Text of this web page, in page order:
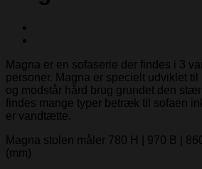
Magna er en sofaserie der findes i 3
personer. Magna er specielt udviklet
og modstår hård brug grundet den
findes mange typer betræk til sofaen
er vandtætte.
Magna stolen måler 780 H | 970 B |
(mm)